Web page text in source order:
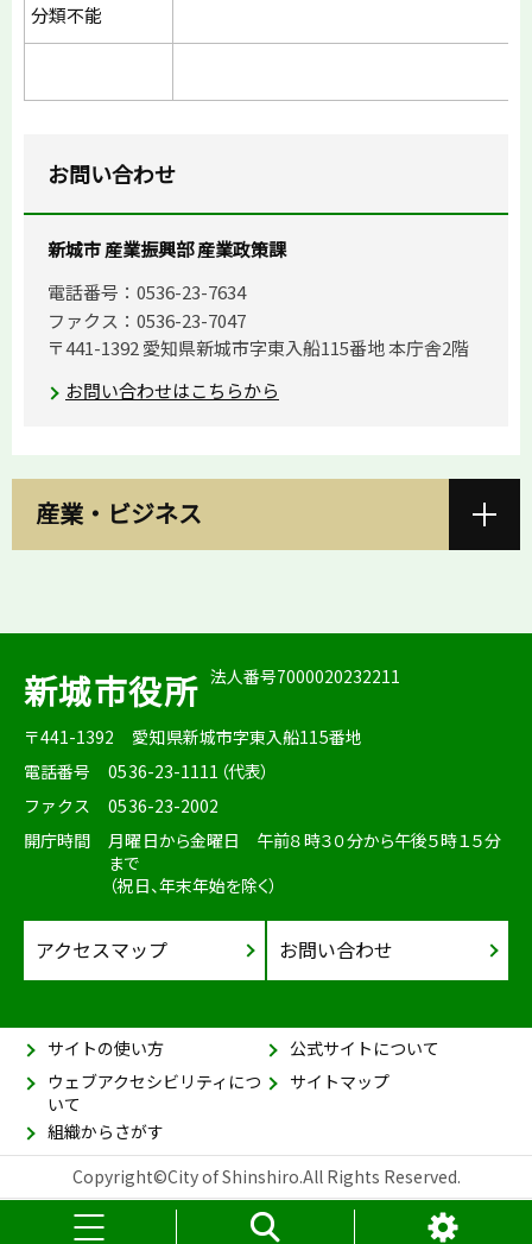
分類不能
お問い合わせ
新城市 産業振興部 産業政策課
電話番号：0536-23-7634
ファクス：0536-23-7047
〒441-1392 愛知県新城市字東入船115番地 本庁舎2階
お問い合わせはこちらから
産業・ビジネス
新城市役所 法人番号7000020232211
〒441-1392
愛知県新城市字東入船115番地
電話番号
0536-23-1111（代表）
ファクス
0536-23-2002
開庁時間
月曜日から金曜日 午前８時３０分から午後５時１５分
まで
（祝日、年末年始を除く）
アクセスマップ お問い合わせ
サイトの使い方
公式サイトについて
ウェブアクセシビリティにつ
いて
サイトマップ
組織からさがす
Copyright©City of Shinshiro.All Rights Reserved.